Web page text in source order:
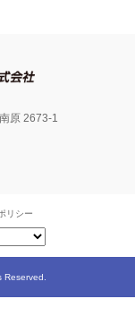
原 2673-1
リシー
Reserved.